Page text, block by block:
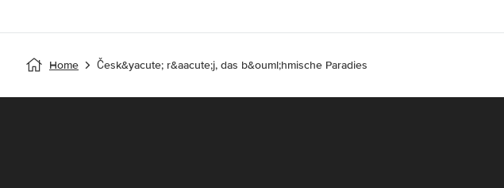
Home Česk&yacute; r&aacute;j, das b&ouml;hmische Paradies